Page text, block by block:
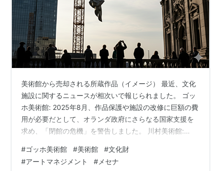
美術館から売却される所蔵作品（イメージ） 最近、文化
施設に関するニュースが相次いで報じられました。 ゴッ
ホ美術館: 2025年8月、作品保護や施設の改修に巨額の費
用が必要だとして、オランダ政府にさらなる国家支援を
求め、「閉館の危機」を警告しました。 川村美術館:
にまで縮小し、東京へ移転する方針を発表しました。 大
阪府: 2023年7月、府が保有する美術作品105点を、6年
#ゴッホ美術館 #美術館 #文化財
#アートマネジメント # メセナ